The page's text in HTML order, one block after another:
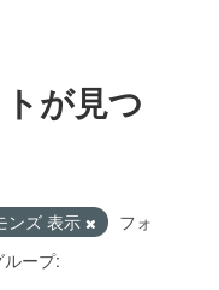
が見つ
ンズ 表示
フォ
ループ: